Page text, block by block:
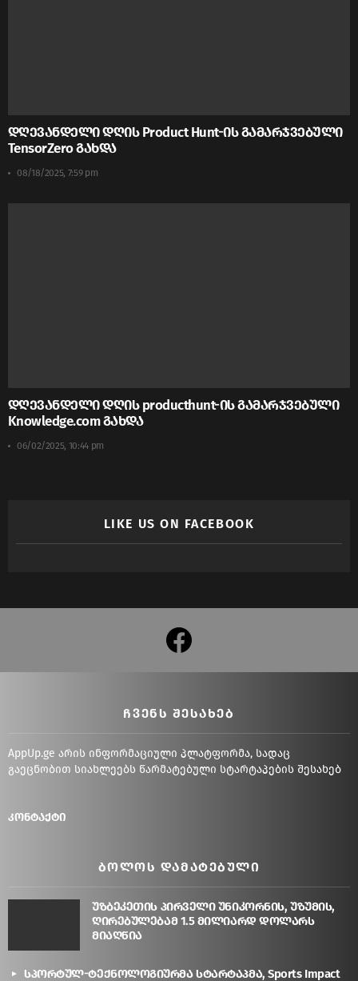
დღევანდელი დღის Product Hunt-ის გამარჯვებული
TensorZero გახდა
08/18/2025, 7:59 pm
დღევანდელი დღის producthunt-ის გამარჯვებული
Knowledge.com გახდა
06/02/2025, 10:44 pm
LIKE US ON FACEBOOK
facebook
ᲩᲕᲔᲜᲡ ᲨᲔᲡᲐᲮᲔᲑ
AppUp.ge არის ინფორმაციული პლატფორმა, სადაც
გაეცნობით სიახლეებს წარმატებული სტარტაპების შესახებ
კონტაქტი
ᲑᲝᲚᲝᲡ ᲓᲐᲛᲐᲢᲔᲑᲣᲚᲘ
უზბეკეთის პირველი უნიკორნის, უზუმის,
ღირებულებამ 1.5 მილიარდ დოლარს
მიაღწია
სპორტულ-ტექნოლოგიურმა სტარტაპმა, Sports Impact